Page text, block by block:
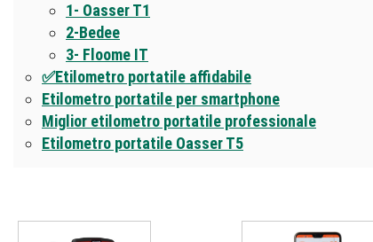
1- Oasser T1
2-Bedee
3- Floome IT
✅Etilometro portatile affidabile
Etilometro portatile per smartphone
Miglior etilometro portatile professionale
Etilometro portatile Oasser T5